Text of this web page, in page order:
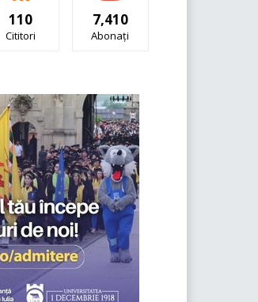
110
Cititori
7,410
Abonați